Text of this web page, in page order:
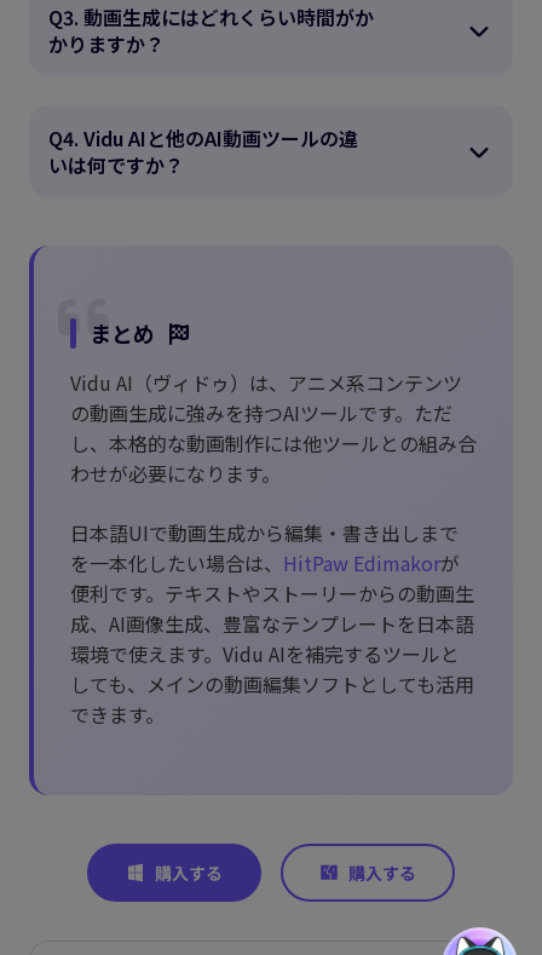
Q3. 動画生成にはどれくらい時間がか
かりますか？
Q4. Vidu AIと他のAI動画ツールの違
いは何ですか？
まとめ
Vidu AI（ヴィドゥ）は、アニメ系コンテンツ
の動画生成に強みを持つAIツールです。ただ
し、本格的な動画制作には他ツールとの組み合
わせが必要になります。
日本語UIで動画生成から編集・書き出しまで
を一本化したい場合は、 HitPaw Edimakorが
便利です。テキストやストーリーからの動画生
成、AI画像生成、豊富なテンプレートを日本語
環境で使えます。Vidu AIを補完するツールと
しても、メインの動画編集ソフトとしても活用
できます。